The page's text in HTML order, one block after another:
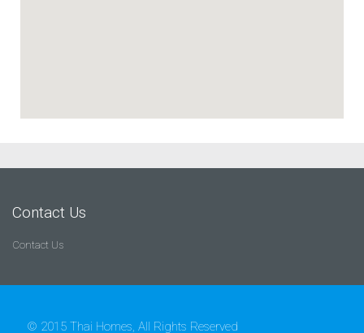
Contact Us
Contact Us
© 2015 Thai Homes, All Rights Reserved